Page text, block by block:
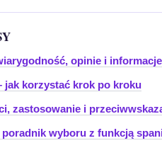
opinie i informacje
jak korzystać krok po kroku
zastosowanie i
poradnik wyboru z funkcją